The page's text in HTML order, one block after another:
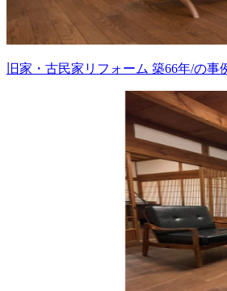
旧家・古民家リフォーム 築66年/の事